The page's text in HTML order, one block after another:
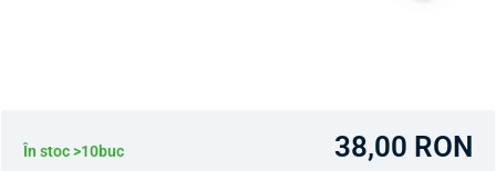
În stoc >10buc 38,00 RON